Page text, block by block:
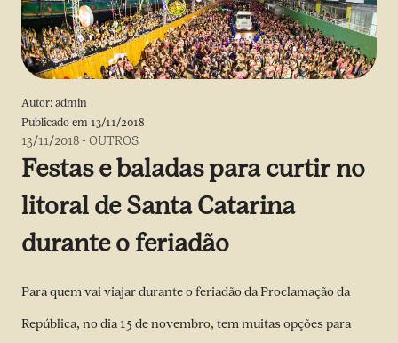
Autor: admin
Publicado em 13/11/2018
13/11/2018 -OUTROS
Festas e baladas para curtir no
litoral de Santa Catarina
durante o feriadão
Para quem vai viajar durante o feriadão da Proclamação da
República, no dia 15 de novembro, tem muitas opções para